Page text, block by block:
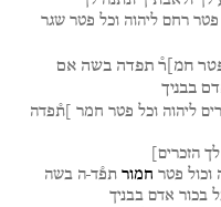
פטר רחם ליהוה וכל פטר שגר
חמ]ר֯ תפדה בשה אם
בבניך
ליהוה וכל פטר חמר
]ת֯פדה
לך הזכרים]
וכול פטר חמור תפ֯ד ה בשה
בכור אדם בבניך